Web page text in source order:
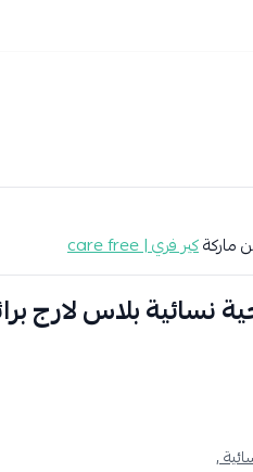
ماركةكير فري | care free
بلاس لارج
,